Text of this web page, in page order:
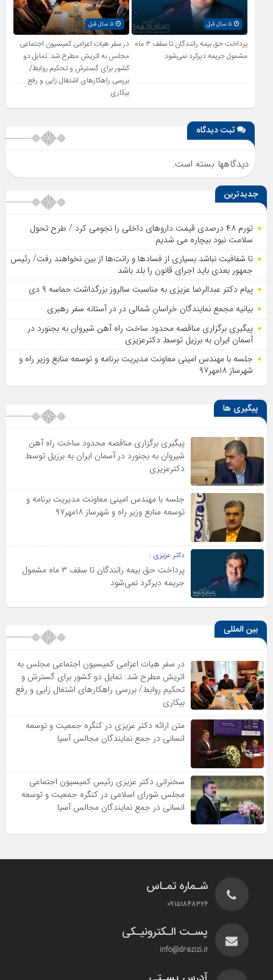
۵ سال قبل
پرداخت حق بیمه رانندگان تا سقف ۳ ماه
مشمول جریمه دیرکرد نمی‌شود
۵ سال قبل
در سفر هیات اعزامی کمیسیون اجتماعی
مجلس به اتریش مطرح شد: تمایل دو
کشور برای گسترش و تحکیم روابط/
بررسی راهکارهای اشتغال زایی و رفع
بیکاری
ثبت دیدگاه
دیدگاهها بسته است.
جدیدترین
تورم ۴۸ درصدی قیمت داروهای داخلی را نجومی کرد / طرح تحول
سلامت نبود بیچاره می شدیم
تا شفافیت نباشد بسیاری از فساد‌ها و رانت‌ها از بین نخواهند رفت/ رئیس
جمهور بعدی باید اجرای قانون را بلد باشد
پیام دکتر عبدالرضا عزیزی به مناسبت سالروز بزرگداشت حماسه ۹ دی
بیانیه مجمع نمایندگان خراسان شمالی در در آستانه سفر رهبری
پیگیری برگزاری مناقصه محدود ساخت راه آهن شیروان به بجنورد در
آسمان ایران به برزیل توسط دکترعزیزی
جلسه با مهندس امینی معاونت مدیریت برنامه و توسعه منابع وزیر راه و
شهرساز ۱۸مهر۹۷
پیگیری ها
پیگیری برگزاری مناقصه محدود ساخت راه آهن
شیروان به بجنورد در آسمان ایران به برزیل توسط
دکترعزیزی
جلسه با مهندس امینی معاونت مدیریت برنامه و
توسعه منابع وزیر راه و شهرساز ۱۸مهر۹۷
دکتر عزیزی :
پرداخت حق بیمه رانندگان تا سقف ۳ ماه مشمول
جریمه دیرکرد نمی‌شود
بین المللی
در سفر هیات اعزامی کمیسیون اجتماعی مجلس به
اتریش مطرح شد: تمایل دو کشور برای گسترش و
تحکیم روابط/ بررسی راهکارهای اشتغال زایی و رفع
بیکاری
متن ارائه دکتر عزیزى در کنگره جمعیت و توسعه
انسانى در جمع نمایندگان مجالس آسیا
سخنرانى دکتر عزیزى رئیس کمیسیون اجتماعى
مجلس شوراى اسلامى در کنگره جمعیت و توسعه
انسانى در جمع نمایندگان مجالس آسیا
شـماره تمـاس
۰۹۱۵۱۸۴۸۳۲۶
پسـت الـکترونیـکی
info@dr-azizi.ir